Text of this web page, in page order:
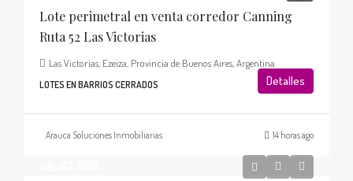
Lote perimetral en venta corredor Canning
Ruta 52 Las Victorias
Las Victorias, Ezeiza, Provincia de Buenos Aires, Argentina
LOTES EN BARRIOS CERRADOS Detalles
Arauca Soluciones Inmobiliarias 14 horas ago